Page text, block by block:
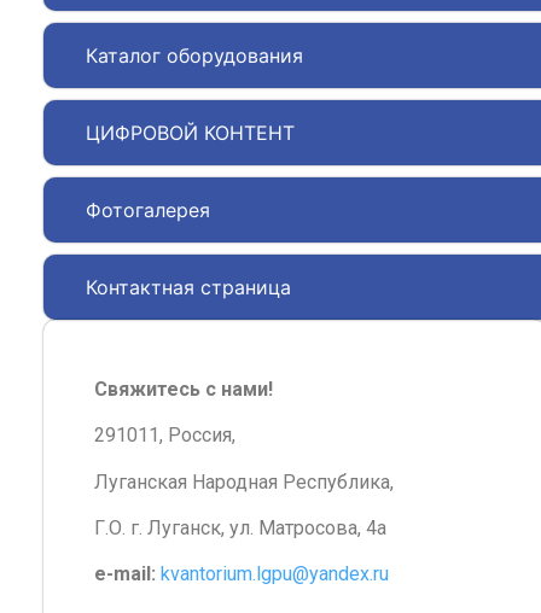
Каталог оборудования
ЦИФРОВОЙ КОНТЕНТ
Фотогалерея
Контактная страница
Свяжитесь с нами!
291011, Россия,
Луганская Народная Республика,
Г.О. г. Луганск, ул. Матросова, 4а
e-mail: kvantorium.lgpu@yandex.ru